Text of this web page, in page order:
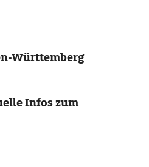
Württemberg
Infos zum